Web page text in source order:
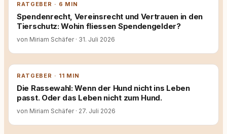
RATGEBER · 6 MIN
Spendenrecht, Vereinsrecht und Vertrauen in den
Tierschutz: Wohin fliessen Spendengelder?
von Miriam Schäfer · 31. Juli 2026
RATGEBER · 11 MIN
Die Rassewahl: Wenn der Hund nicht ins Leben
passt. Oder das Leben nicht zum Hund.
von Miriam Schäfer · 27. Juli 2026